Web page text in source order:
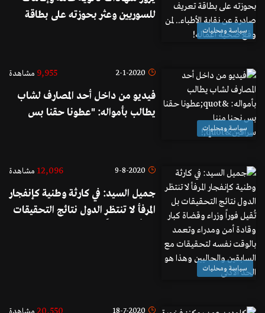
سياسة ومحليات
للسوريين وعثر بحوزته على بطاقة
سياسة ومحليات
2-1-2020
9,955 مشاهدة
فيديو من داخل أحد المصارف لشاب
يطالب بأمواله: "عطونا حقنا بس
سياسة ومحليات
9-8-2020
12,096 مشاهدة
جميل السيد: في كارثة وطنية كإنفجار
المرفأ لا تنتظر الدول نتائج التحقيقات